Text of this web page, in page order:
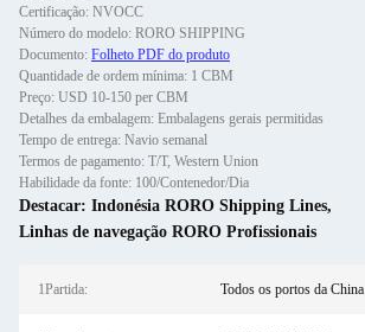
Certificação: NVOCC
Número do modelo: RORO SHIPPING
Documento: Folheto PDF do produto
Quantidade de ordem mínima: 1 CBM
Preço: USD 10-150 per CBM
Detalhes da embalagem: Embalagens gerais permitidas
Tempo de entrega: Navio semanal
Termos de pagamento: T/T, Western Union
Habilidade da fonte: 100/Contenedor/Dia
Destacar: Indonésia RORO Shipping Lines,
Linhas de navegação RORO Profissionais
1Partida: Todos os portos da China